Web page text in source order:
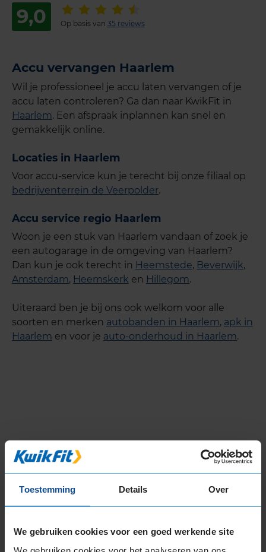
Toestemming Details Over
We gebruiken cookies voor een goed werkende site
9,0 Op basis van 35 reviews
Accu vervangen Haarlem
Wil je professioneel je accu laten vervangen of je
accu laten controleren? Ga dan naar KwikFit in
Haarlem. Een afspraak inplannen kan snel en
gemakkelijk online.
Locaties in Haarlem
Voor accu-service kun je terecht bij onze filiaal op
bedrijventerrein de Veerpolder.
Accu service regio Haarlem
Woon je een stuk van Haarlem vandaan of zoek je
een autogarage in de omgeving van Haarlem?
Dan kun je ook terecht in Heemstede, Beverwijk,
Amsterdam, Heemskerk en Hillegom.
Uiteraard ben je bij ons ook welkom voor alle
soorten en merken autobanden in Haarlem, apk in
Haarlem en voor je auto-onderhoud in Haarlem.